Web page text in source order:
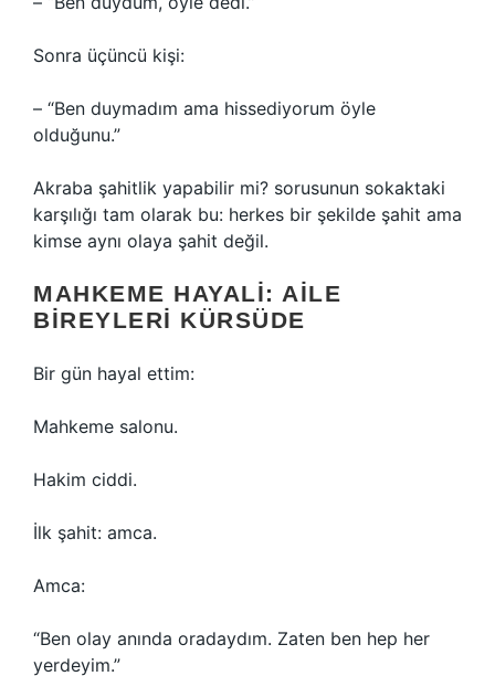
Sonra üçüncü kişi:
– “Ben duymadım ama hissediyorum öyle
olduğunu.”
Akraba şahitlik yapabilir mi? sorusunun sokaktaki
karşılığı tam olarak bu: herkes bir şekilde şahit ama
kimse aynı olaya şahit değil.
MAHKEME HAYALI: AILE
BIREYLERI KÜRSÜDE
Bir gün hayal ettim:
Mahkeme salonu.
Hakim ciddi.
İlk şahit: amca.
Amca:
“Ben olay anında oradaydım. Zaten ben hep her
yerdeyim.”